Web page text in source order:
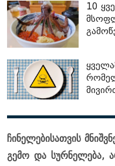
10
ჩინელებისათვის
გემო და სურნელება,